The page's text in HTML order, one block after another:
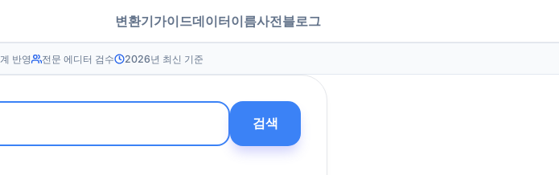
변환기가이드데이터이름사전블로그
반영 전문 에디터 검수 2026년 최신 기준
검색